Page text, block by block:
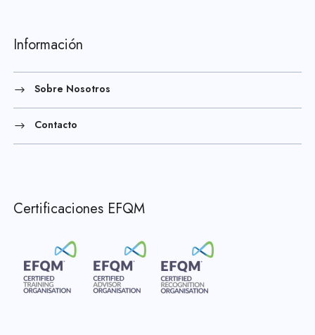
Información
Sobre Nosotros
Contacto
Certificaciones EFQM